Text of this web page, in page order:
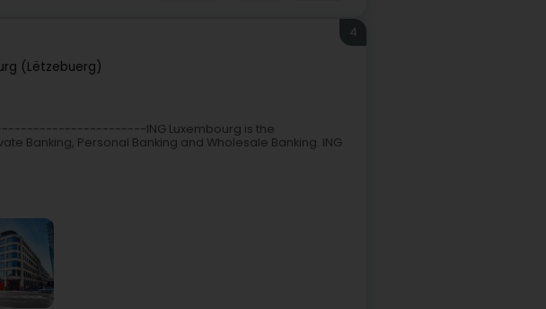
(Lëtzebuerg)
4
ING Luxembourg is the
Banking, Personal Banking and Wholesale Banking. ING